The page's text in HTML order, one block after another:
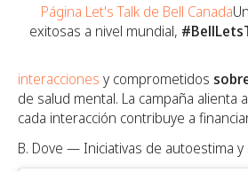
Página Let's Talk de Bell Canada
exitosas a nivel mundial,
interacciones y comprometidos
de salud mental. La campaña
cada interacción contribuye a
B. Dove — Iniciativas de autoestima